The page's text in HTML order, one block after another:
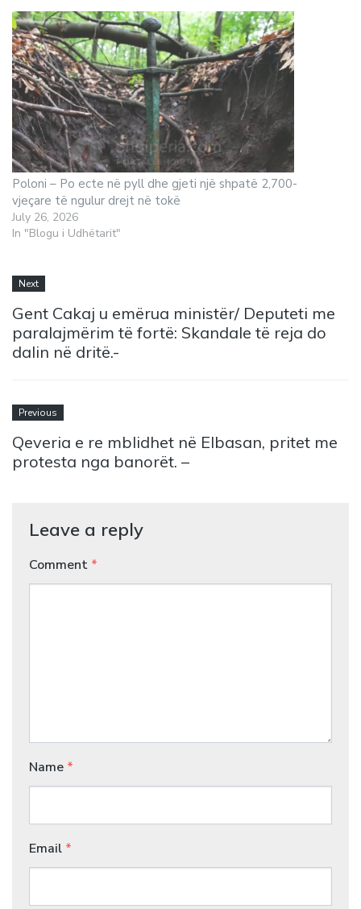
Poloni – Po ecte në pyll dhe gjeti një shpatë 2,700-
vjeçare të ngulur drejt në tokë
July 26, 2026
In "Blogu i Udhëtarit"
Next
Gent Cakaj u emërua ministër/ Deputeti me
paralajmërim të fortë: Skandale të reja do
dalin në dritë.-
Previous
Qeveria e re mblidhet në Elbasan, pritet me
protesta nga banorët. –
Leave a reply
Comment *
Name *
Email *